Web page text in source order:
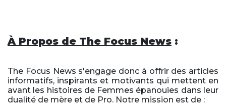
À Propos de The Focus News :
The Focus News s'engage donc à offrir des articles
informatifs, inspirants et motivants qui mettent en
avant les histoires de Femmes épanouies dans leur
dualité de mère et de Pro. Notre mission est de :